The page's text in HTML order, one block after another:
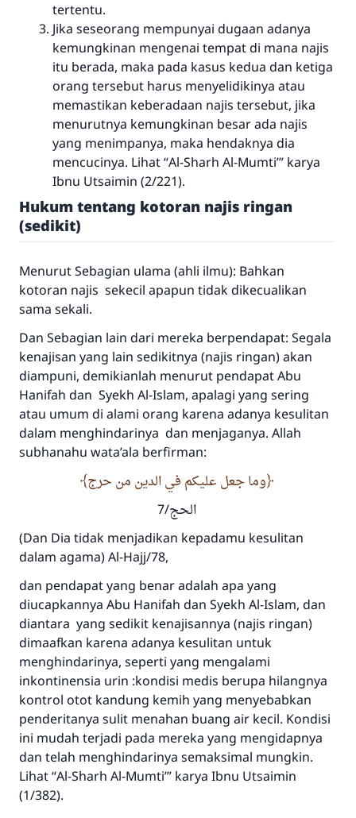
tertentu.
Jika seseorang mempunyai dugaan adanya
kemungkinan mengenai tempat di mana najis
itu berada, maka pada kasus kedua dan ketiga
orang tersebut harus menyelidikinya atau
memastikan keberadaan najis tersebut, jika
menurutnya kemungkinan besar ada najis
yang menimpanya, maka hendaknya dia
mencucinya. Lihat “Al-Sharh Al-Mumti’” karya
Ibnu Utsaimin (2/221).
Hukum tentang kotoran najis ringan
(sedikit)
Menurut Sebagian ulama (ahli ilmu): Bahkan
kotoran najis sekecil apapun tidak dikecualikan
sama sekali.
Dan Sebagian lain dari mereka berpendapat: Segala
kenajisan yang lain sedikitnya (najis ringan) akan
diampuni, demikianlah menurut pendapat Abu
Hanifah dan Syekh Al-Islam, apalagi yang sering
atau umum di alami orang karena adanya kesulitan
dalam menghindarinya dan menjaganya. Allah
subhanahu wata’ala berfirman:
وما جعل عليكم في الدين من حرج
الحج/7
(Dan Dia tidak menjadikan kepadamu kesulitan
dalam agama) Al-Hajj/78,
dan pendapat yang benar adalah apa yang
diucapkannya Abu Hanifah dan Syekh Al-Islam, dan
diantara yang sedikit kenajisannya (najis ringan)
dimaafkan karena adanya kesulitan untuk
menghindarinya, seperti yang mengalami
inkontinensia urin :kondisi medis berupa hilangnya
kontrol otot kandung kemih yang menyebabkan
penderitanya sulit menahan buang air kecil. Kondisi
ini mudah terjadi pada mereka yang mengidapnya
dan telah menghindarinya semaksimal mungkin.
Lihat “Al-Sharh Al-Mumti’” karya Ibnu Utsaimin
(1/382).